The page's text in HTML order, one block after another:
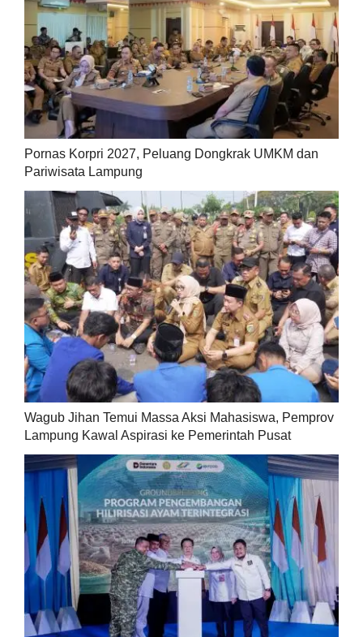
Pornas Korpri 2027, Peluang Dongkrak UMKM dan
Pariwisata Lampung
Wagub Jihan Temui Massa Aksi Mahasiswa, Pemprov
Lampung Kawal Aspirasi ke Pemerintah Pusat